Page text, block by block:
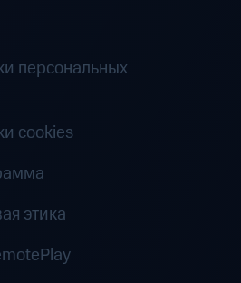
персональных
cookies
этика